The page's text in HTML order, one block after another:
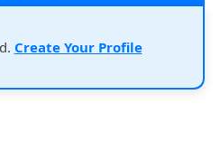
Create Your Profile